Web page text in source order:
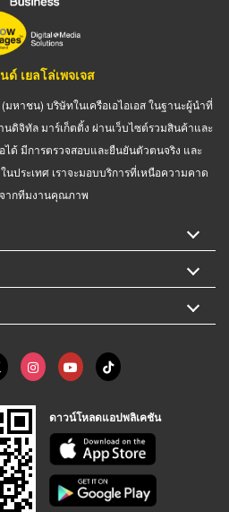
ด์ เยลโล่เพจเจส
หาชน) บริษัทในเครือเอไอเอส ในฐานะผู้นำที่
จิทัล มาร์เก็ตติ้ง ผ่านเว็บไซต์รวมสินค้าและ
ได้ มีการตรวจสอบและยืนยันตัวตนจริง และ
ประเทศ เราจะมอบบริการที่เหนือความคาด
ากทีมงานคุณภาพ
ดาวน์โหลดแอปพลิเคชัน